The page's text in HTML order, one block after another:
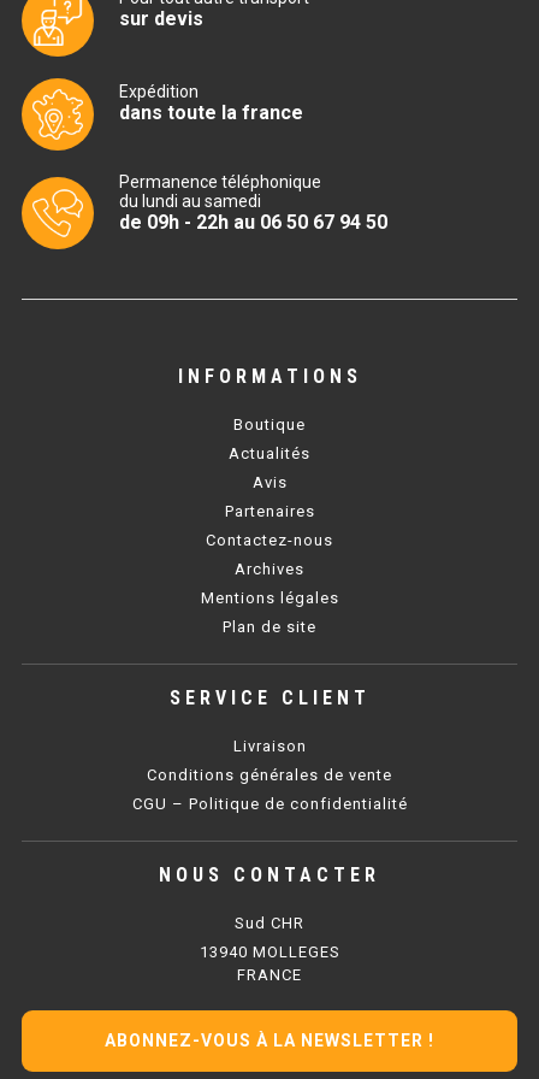
TABLE RÉFRIGÉRÉE
TABLE 600
TABLE 700 VITRÉE
TABLE CONGÉLATEUR
SOUBASSEMENT RÉFRIGÉRÉ
TABLE DE PRÉPARATION
SALADETTE COMPACTE
SALADETTE 800 VITRÉE
sur devis
Expédition
dans toute la france
Permanence téléphonique
du lundi au samedi
de 09h - 22h au 06 50 67 94 50
INFORMATIONS
Boutique
Actualités
Avis
Partenaires
Contactez-nous
Archives
Mentions légales
Plan de site
SERVICE CLIENT
Livraison
Conditions générales de vente
CGU – Politique de confidentialité
NOUS CONTACTER
Sud CHR
13940 MOLLEGES
FRANCE
ABONNEZ-VOUS À LA NEWSLETTER !